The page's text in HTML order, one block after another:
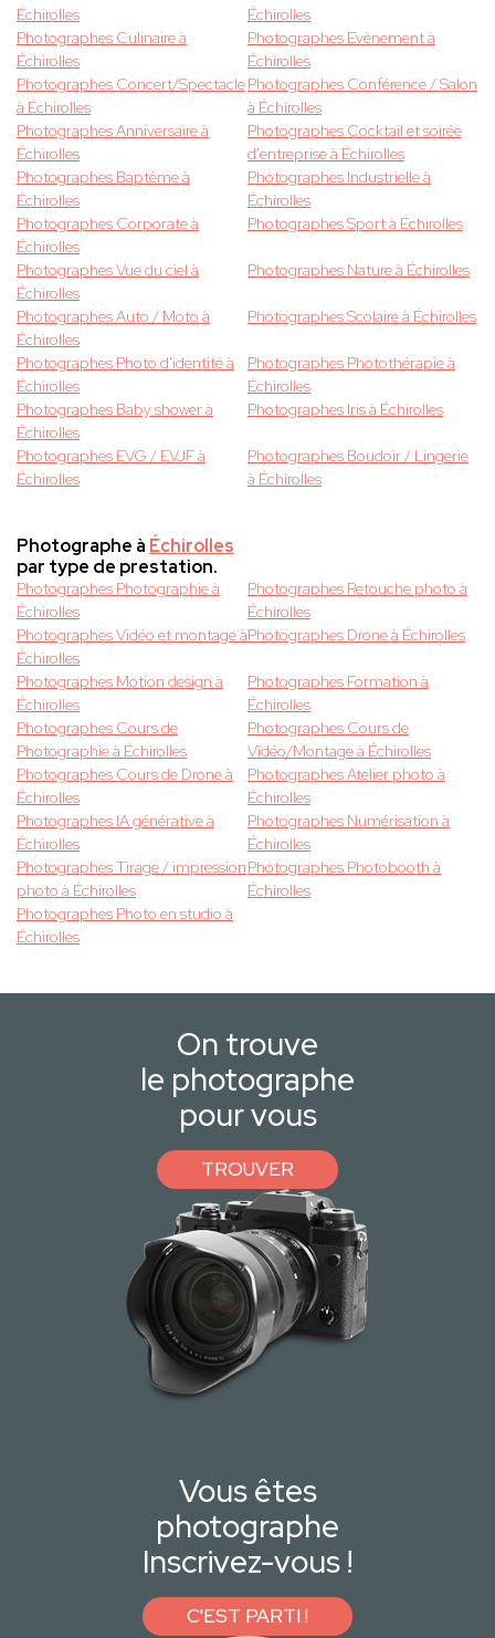
Échirolles
Échirolles
Photographes Culinaire à
Échirolles
Photographes Evènement à
Échirolles
Photographes Concert/Spectacle
à Échirolles
Photographes Conférence / Salon
à Échirolles
Photographes Anniversaire à
Échirolles
Photographes Cocktail et soirée
d'entreprise à Échirolles
Photographes Baptême à
Échirolles
Photographes Industrielle à
Échirolles
Photographes Corporate à
Échirolles
Photographes Sport à Échirolles
Photographes Vue du ciel à
Échirolles
Photographes Nature à Échirolles
Photographes Auto / Moto à
Échirolles
Photographes Scolaire à Échirolles
Photographes Photo d'identité à
Échirolles
Photographes Photothérapie à
Échirolles
Photographes Baby shower à
Échirolles
Photographes Iris à Échirolles
Photographes EVG / EVJF à
Échirolles
Photographes Boudoir / Lingerie
à Échirolles
Photographe à Échirolles
par type de prestation.
Photographes Photographie à
Échirolles
Photographes Retouche photo à
Échirolles
Photographes Vidéo et montage à
Échirolles
Photographes Drone à Échirolles
Photographes Motion design à
Échirolles
Photographes Formation à
Échirolles
Photographes Cours de
Photographie à Échirolles
Photographes Cours de
Vidéo/Montage à Échirolles
Photographes Cours de Drone à
Échirolles
Photographes Atelier photo à
Échirolles
Photographes IA générative à
Échirolles
Photographes Numérisation à
Échirolles
Photographes Tirage / impression
photo à Échirolles
Photographes Photobooth à
Échirolles
Photographes Photo en studio à
Échirolles
On trouve
le photographe
pour vous
TROUVER
Vous êtes
photographe
Inscrivez-vous !
C'EST PARTI !